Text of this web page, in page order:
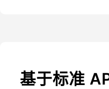
基于标准